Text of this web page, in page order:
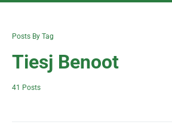
Posts By Tag
Tiesj Benoot
41 Posts